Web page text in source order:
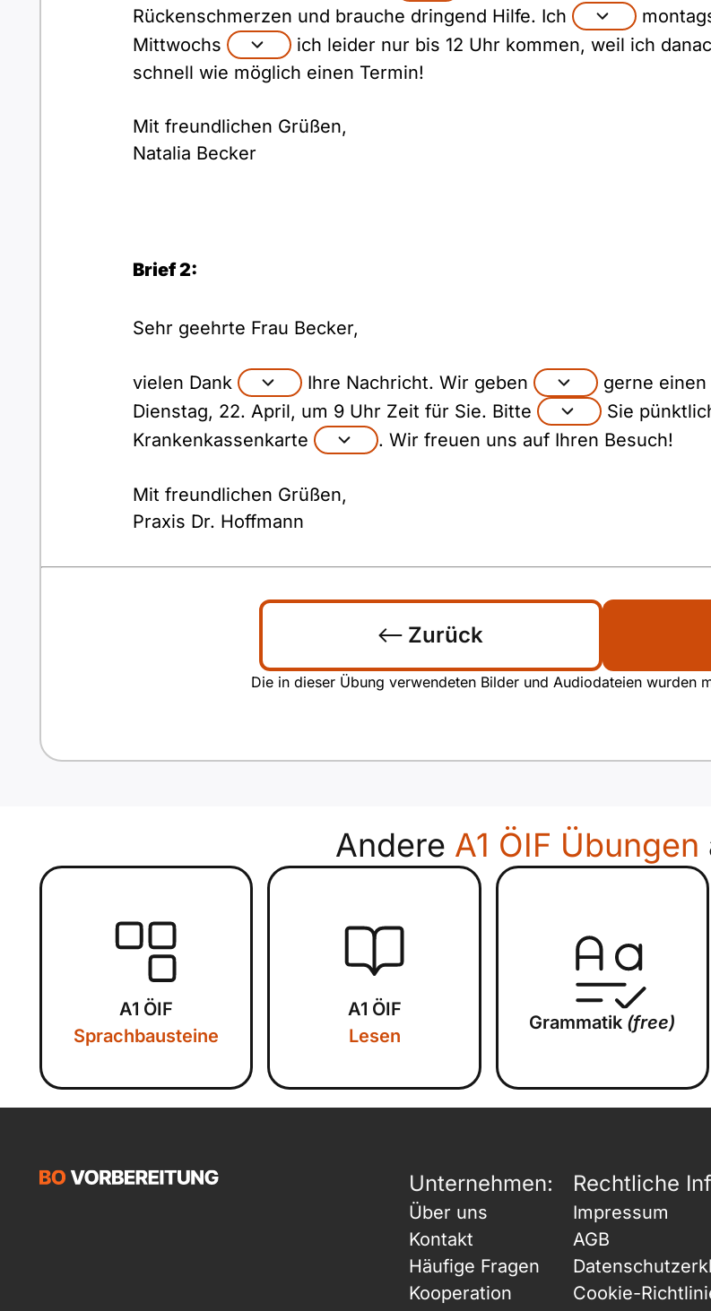
Rückenschmerzen und brauche dringend Hilfe. Ich
Mittwochs
ich leider nur bis 12 Uhr kommen, weil ich
schnell wie möglich einen Termin!
Mit freundlichen Grüßen,
Natalia Becker
Brief 2:
Sehr geehrte Frau Becker,
vielen Dank Ihre Nachricht. Wir geben gerne
Dienstag, 22. April, um 9 Uhr Zeit für Sie. Bitte
Sie
Krankenkassenkarte
. Wir freuen uns auf Ihren Besuch!
Mit freundlichen Grüßen,
Praxis Dr. Hoffmann
Zurück
Die in dieser Übung verwendeten Bilder und Audiodateien wurden
Andere A1 ÖIF Übungen
A1 ÖIF
Sprachbausteine
A1 ÖIF
Lesen
Grammatik (free)
Unternehmen:
Über uns
Kontakt
Häufige Fragen
Kooperation
Rechtliche
Impressum
AGB
Cookie-